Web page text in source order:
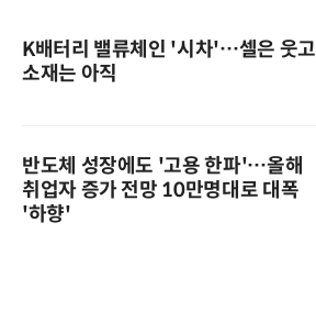
K배터리 밸류체인 '시차'…셀은 웃고
소재는 아직
반도체 성장에도 '고용 한파'…올해
취업자 증가 전망 10만명대로 대폭
'하향'